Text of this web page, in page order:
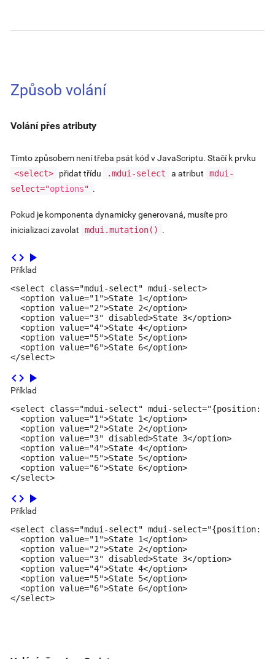
Způsob volání
Volání přes atributy
Tímto způsobem není třeba psát kód v JavaScriptu. Stačí k prvku
<select>
přidat třídu .mdui-select a atribut
mdui-
select="options" .
Pokud je komponenta dynamicky generovaná, musíte pro
inicializaci zavolat
mdui.mutation() .
code play_arrow
Příklad
<select class="mdui-select" mdui-select>
  <option value="1">State 1</option>
  <option value="2">State 2</option>
  <option value="3" disabled>State 3</option>
  <option value="4">State 4</option>
  <option value="5">State 5</option>
  <option value="6">State 6</option>
</select>
code play_arrow
Příklad
<select class="mdui-select" mdui-select="{position:
  <option value="1">State 1</option>
  <option value="2">State 2</option>
  <option value="3" disabled>State 3</option>
  <option value="4">State 4</option>
  <option value="5">State 5</option>
  <option value="6">State 6</option>
</select>
code play_arrow
Příklad
<select class="mdui-select" mdui-select="{position:
  <option value="1">State 1</option>
  <option value="2">State 2</option>
  <option value="3" disabled>State 3</option>
  <option value="4">State 4</option>
  <option value="5">State 5</option>
  <option value="6">State 6</option>
</select>